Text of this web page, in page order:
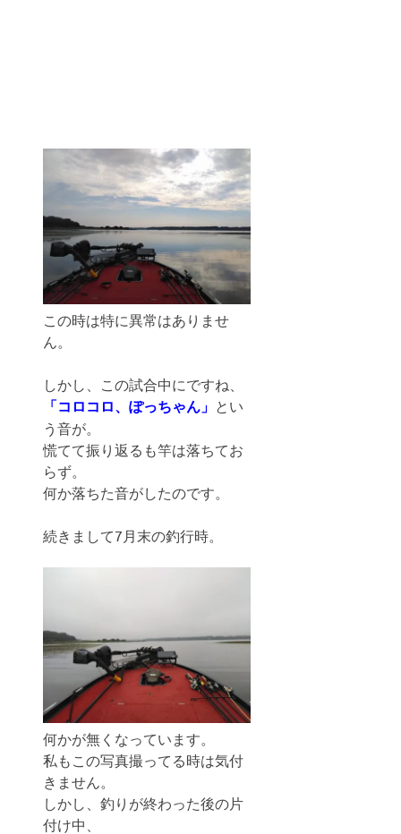
この時は特に異常はありませ
ん。
しかし、この試合中にですね、
「コロコロ、ぽっちゃん」 とい
う音が。
慌てて振り返るも竿は落ちてお
らず。
何か落ちた音がしたのです。
続きまして7月末の釣行時。
何かが無くなっています。
私もこの写真撮ってる時は気付
きません。
しかし、釣りが終わった後の片
付け中、